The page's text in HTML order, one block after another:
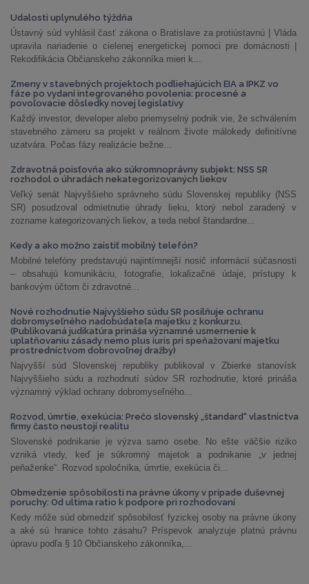
Udalosti uplynulého týždňa
Ústavný súd vyhlásil časť zákona o Bratislave za protiústavnú | Vláda
upravila nariadenie o cielenej energetickej pomoci pre domácnosti |
Rekodifikácia Občianskeho zákonníka mieri k...
Zmeny v stavebných projektoch podliehajúcich EIA a IPKZ vo
fáze po vydaní integrovaného povolenia: procesné a
povoľovacie dôsledky novej legislatívy
Každý investor, developer alebo priemyselný podnik vie, že schválením
stavebného zámeru sa projekt v reálnom živote málokedy definitívne
uzatvára. Počas fázy realizácie bežne...
Zdravotná poisťovňa ako súkromnoprávny subjekt: NSS SR
rozhodol o úhradách nekategorizovaných liekov
Veľký senát Najvyššieho správneho súdu Slovenskej republiky (NSS
SR) posudzoval odmietnutie úhrady lieku, ktorý nebol zaradený v
zozname kategorizovaných liekov, a teda nebol štandardne...
Kedy a ako možno zaistiť mobilný telefón?
Mobilné telefóny predstavujú najintímnejší nosič informácií súčasnosti
– obsahujú komunikáciu, fotografie, lokalizačné údaje, prístupy k
bankovým účtom či zdravotné...
Nové rozhodnutie Najvyššieho súdu SR posilňuje ochranu
dobromyseľného nadobúdateľa majetku z konkurzu.
(Publikovaná judikatúra prináša významné usmernenie k
uplatňovaniu zásady nemo plus iuris pri speňažovaní majetku
prostredníctvom dobrovoľnej dražby)
Najvyšší súd Slovenskej republiky publikoval v Zbierke stanovísk
Najvyššieho súdu a rozhodnutí súdov SR rozhodnutie, ktoré prináša
významný výklad ochrany dobromyseľného...
Rozvod, úmrtie, exekúcia: Prečo slovenský „štandard“ vlastníctva
firmy často neustojí realitu
Slovenské podnikanie je výzva samo osebe. No ešte väčšie riziko
vzniká vtedy, keď je súkromný majetok a podnikanie „v jednej
peňaženke“. Rozvod spoločníka, úmrtie, exekúcia či...
Obmedzenie spôsobilosti na právne úkony v prípade duševnej
poruchy: Od ultima ratio k podpore pri rozhodovaní
Kedy môže súd obmedziť spôsobilosť fyzickej osoby na právne úkony
a aké sú hranice tohto zásahu? Príspevok analyzuje platnú právnu
úpravu podľa § 10 Občianskeho zákonníka,...